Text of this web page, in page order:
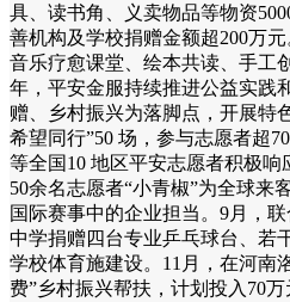
具、读书角、义卖物品等物资
善机构及学校捐赠金额超200万
音乐疗愈课堂、绘本共读、手工
年，平安金服持续推进公益实践
赠、乡村振兴为落脚点，开展特
希望同行”50 场，参与志愿者超
等全国10 地区平安志愿者积极响
50余名志愿者“小青椒”为全球来
国际赛事中的企业担当。9月，
中学捐赠四台专业乒乓球台、若
学校体育施建设。11月，在河南
费”乡村振兴帮扶，计划投入70